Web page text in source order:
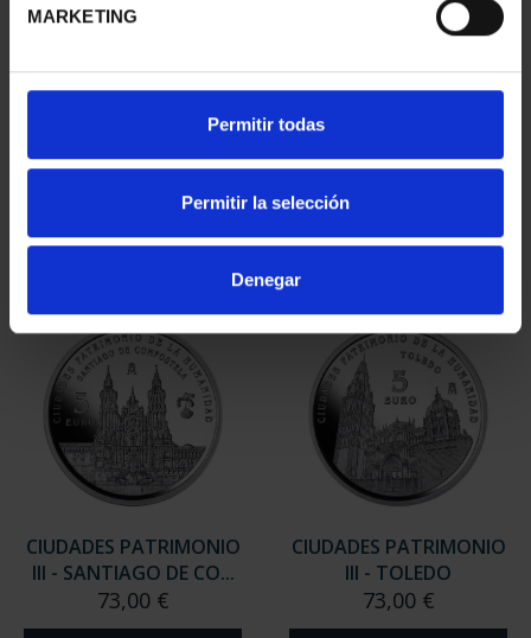
MARKETING
Permitir todas
Permitir la selección
Denegar
CIUDADES PATRIMONIO
73,00 €
CIUDADES PATRIMONIO
73,00 €
CIUDADES PATRIMONIO
III - SANTIAGO DE CO...
73,00 €
CIUDADES PATRIMONIO
III - TOLEDO
73,00 €